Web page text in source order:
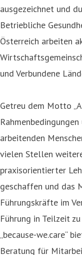
ausgezeichnet und
Betriebliche
Österreich arbeiten
und Verbundene
Getreu dem Motto
arbeitenden
vielen Stellen
praxisorientierter
geschaffen und das
Führungskräfte im
Führung in Teilzeit
„because-we.care“
Beratung für